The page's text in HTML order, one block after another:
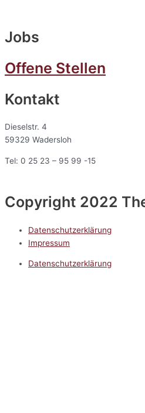
Jobs
Offene Stellen
Kontakt
Dieselstr. 4
59329 Wadersloh
Tel: 0 25 23 – 95 99 -15
Copyright 2022
Datenschutzerklärung
Impressum
Datenschutzerklärung